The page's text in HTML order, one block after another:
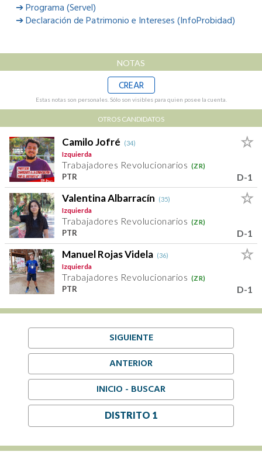
➔ Programa (Servel)
➔ Declaración de Patrimonio e Intereses (InfoProbidad)
NOTAS
CREAR
Estas notas son personales. Sólo son visibles para quien posee la cuenta.
OTROS CANDIDATOS
Camilo Jofré
(34)
Izquierda
Trabajadores Revolucionarios (ZR)
PTR D-1
Valentina Albarracín
(35)
Izquierda
Trabajadores Revolucionarios (ZR)
PTR D-1
Manuel Rojas Videla (36)
Izquierda
Trabajadores Revolucionarios (ZR)
PTR D-1
SIGUIENTE
ANTERIOR
INICIO - BUSCAR
DISTRITO 1